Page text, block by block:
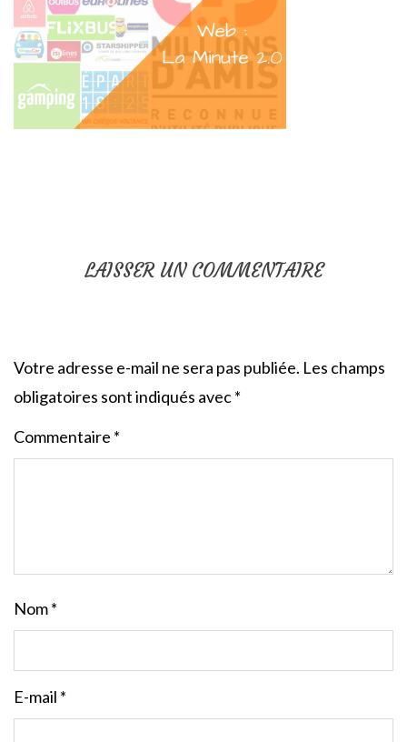
LAISSER UN COMMENTAIRE
Votre adresse e-mail ne sera pas publiée. Les champs
obligatoires sont indiqués avec*
Commentaire *
Nom*
E-mail *